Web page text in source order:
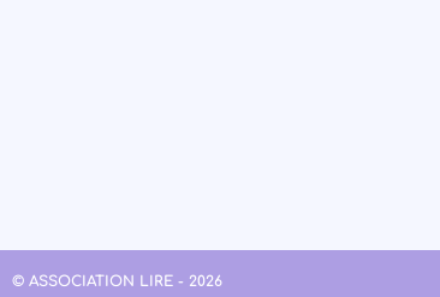
© ASSOCIATION LIRE - 2026